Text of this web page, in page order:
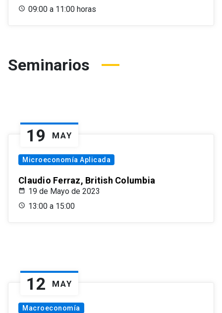
09:00 a 11:00 horas
Seminarios
19 MAY
Microeconomía Aplicada
Claudio Ferraz, British Columbia
19 de Mayo de 2023
13:00 a 15:00
12 MAY
Macroeconomía